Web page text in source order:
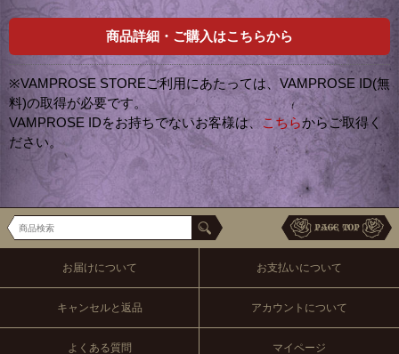
商品詳細・ご購入はこちらから
※VAMPROSE STOREご利用にあたっては、VAMPROSE ID(無
料)の取得が必要です。
VAMPROSE IDをお持ちでないお客様は、 こちらからご取得く
ださい。
お届けについて お支払いについて
キャンセルと返品 アカウントについて
よくある質問 マイページ